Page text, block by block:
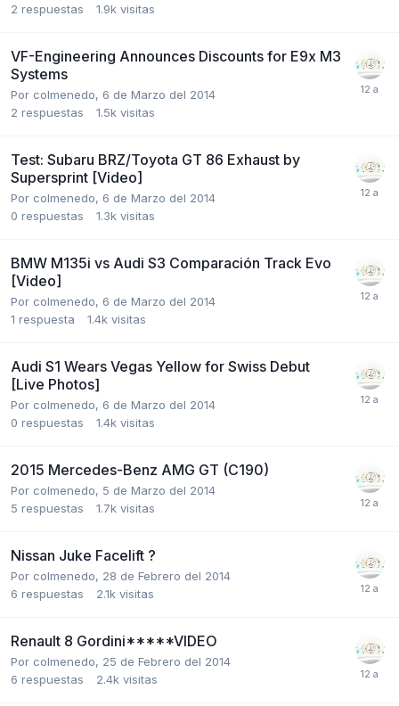
2 respuestas 1.9k visitas
VF-Engineering Announces Discounts for E9x M3
Systems
Por colmenedo, 6 de Marzo del 2014
2 respuestas 1.5k visitas
Test: Subaru BRZ/Toyota GT 86 Exhaust by
Supersprint [Video]
Por colmenedo, 6 de Marzo del 2014
0 respuestas 1.3k visitas
BMW M135i vs Audi S3 Comparación Track Evo
[Video]
Por colmenedo, 6 de Marzo del 2014
1 respuesta 1.4k visitas
Audi S1 Wears Vegas Yellow for Swiss Debut
[Live Photos]
Por colmenedo, 6 de Marzo del 2014
0 respuestas 1.4k visitas
2015 Mercedes-Benz AMG GT (C190)
Por colmenedo, 5 de Marzo del 2014
5 respuestas 1.7k visitas
Nissan Juke Facelift ?
Por colmenedo, 28 de Febrero del 2014
6 respuestas 2.1k visitas
Renault 8 Gordini*****VIDEO
Por colmenedo, 25 de Febrero del 2014
6 respuestas 2.4k visitas